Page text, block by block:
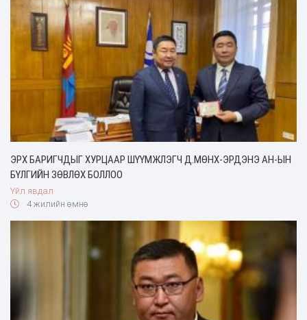
ЭРХ БАРИГЧДЫГ ХУРЦААР ШҮҮМЖЛЭГЧ Д.МӨНХ-ЭРДЭНЭ АН-ЫН
БҮЛГИЙН ЗӨВЛӨХ БОЛЛОО
Үйл явдал
4 жилийн өмнө